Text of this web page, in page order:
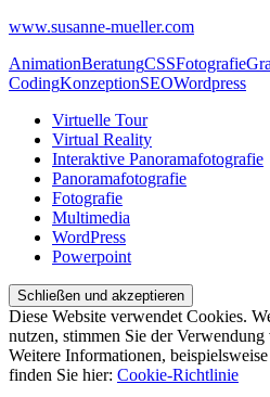
www.susanne-mueller.com
AnimationBeratungCSSFotografie
CodingKonzeptionSEOWordpress
Virtuelle Tour
Virtual Reality
Interaktive Panoramafotografie
Panoramafotografie
Fotografie
Multimedia
WordPress
Powerpoint
Diese Website verwendet Cookies.
nutzen, stimmen Sie der
Weitere Informationen,
finden Sie hier: Cookie-Richtlinie